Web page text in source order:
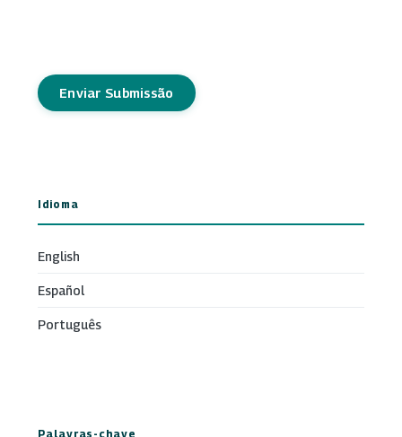
Enviar Submissão
Idioma
English
Español
Português
Palavras-chave